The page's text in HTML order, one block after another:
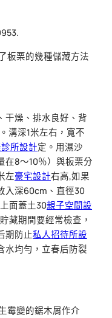
板栗的幾種儲藏方法
、干燥、排水良好、背
溝深1米左右，寬不
所設計定。用濕沙
在8～10％）與板栗分
左豪宅設計右高,如果
入深60cm、直徑30
面蓋土30親子空間設
藏期間要經常檢查，
期防止私人招待所設
水均勻，立春后防裂
霉變的鋸木屑作介